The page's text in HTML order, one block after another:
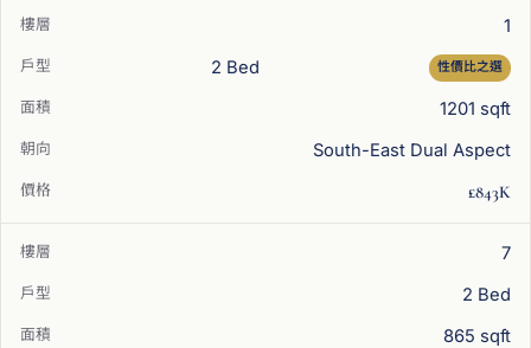
1
2 Bed
性價比之選
1201 sqft
South-East Dual Aspect
£843K
7
2 Bed
865 sqft